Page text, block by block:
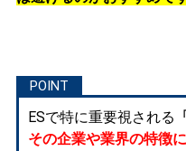
ESで特に重要視される
その企業や業界の特徴